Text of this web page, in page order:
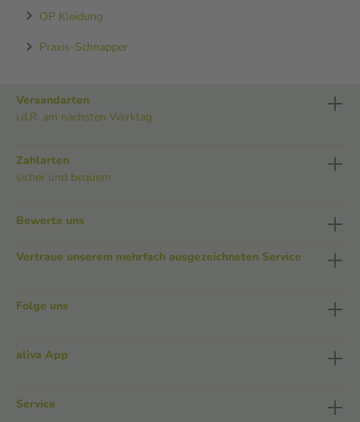
OP Kleidung
Praxis-Schnapper
Versandarten
i.d.R. am nächsten Werktag
Zahlarten
sicher und bequem
Bewerte uns
Vertraue unserem mehrfach ausgezeichneten Service
Folge uns
aliva App
Service